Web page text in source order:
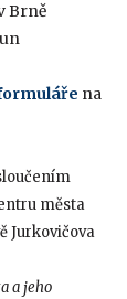
Brně
na
města
Jurkovičova
a jeho